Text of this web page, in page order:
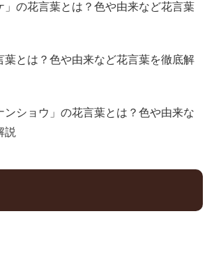
」の花言葉とは？色や由来など花言葉
葉とは？色や由来など花言葉を徹底解
ンショウ」の花言葉とは？色や由来な
説